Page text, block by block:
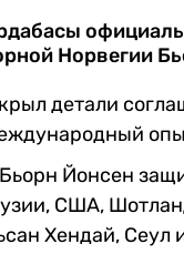
Норвегии
детали
Йонсен
США,
Хендай, Сеул